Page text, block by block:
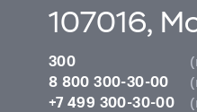
107016,
300
8 800 300-30-00
+7 499 300-30-00